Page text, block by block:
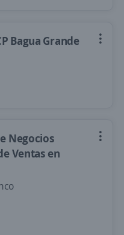
Bagua Grande
Negocios
Ventas en